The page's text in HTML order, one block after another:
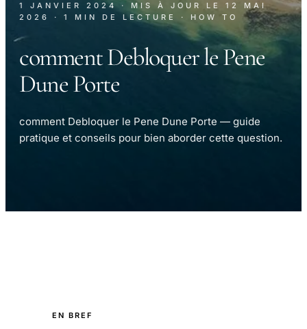
1 JANVIER 2024 · MIS À JOUR LE 12 MAI
2026
· 1 MIN DE LECTURE · HOW TO
comment Debloquer le Pene
Dune Porte
comment Debloquer le Pene Dune Porte — guide
pratique et conseils pour bien aborder cette question.
EN BREF